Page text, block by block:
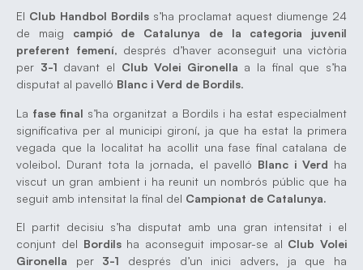
El Club Handbol Bordils s’ha proclamat aquest diumenge 24
de maig campió de Catalunya de la categoria juvenil
preferent femení, després d’haver aconseguit una victòria
per 3-1 davant el Club Volei Gironella a la final que s’ha
disputat al pavelló Blanc i Verd de Bordils.
La fase final s’ha organitzat a Bordils i ha estat especialment
significativa per al municipi gironí, ja que ha estat la primera
vegada que la localitat ha acollit una fase final catalana de
voleibol. Durant tota la jornada, el pavelló Blanc i Verd ha
viscut un gran ambient i ha reunit un nombrós públic que ha
seguit amb intensitat la final del Campionat de Catalunya.
El partit decisiu s’ha disputat amb una gran intensitat i el
conjunt del Bordilsha aconseguit imposar-se al Club Volei
Gironella per 3-1 després d’un inici advers, ja que ha